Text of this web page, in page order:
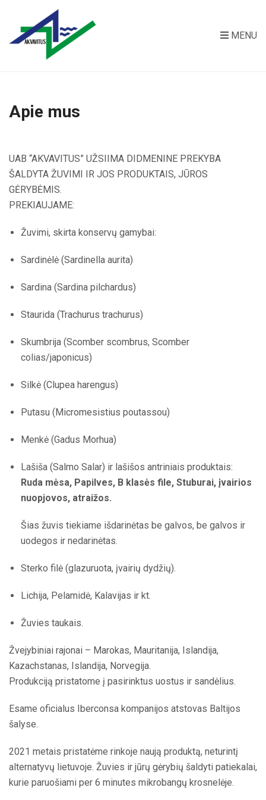
MENU
Apie mus
UAB “AKVAVITUS” UŽSIIMA DIDMENINE PREKYBA
ŠALDYTA ŽUVIMI IR JOS PRODUKTAIS, JŪROS
GĖRYBĖMIS.
PREKIAUJAME:
Žuvimi, skirta konservų gamybai:
Sardinėlė (Sardinella aurita)
Sardina (Sardina pilchardus)
Staurida (Trachurus trachurus)
Skumbrija (Scomber scombrus, Scomber
colias/japonicus)
Silkė (Clupea harengus)
Putasu (Micromesistius poutassou)
Menkė (Gadus Morhua)
Lašiša (Salmo Salar) ir lašišos antriniais produktais:
Ruda mėsa, Papilves, B klasės file, Stuburai, įvairios
nuopjovos, atraižos.
Šias žuvis tiekiame išdarinėtas be galvos, be galvos ir
uodegos ir nedarinėtas.
Sterko filė (glazuruota, įvairių dydžių).
Lichija, Pelamidė, Kalavijas ir kt.
Žuvies taukais.
Žvejybiniai rajonai – Marokas, Mauritanija, Islandija,
Kazachstanas, Islandija, Norvegija.
Produkciją pristatome į pasirinktus uostus ir sandėlius.
Esame oficialus Iberconsa kompanijos atstovas Baltijos
šalyse.
2021 metais pristatėme rinkoje naują produktą, neturintį
alternatyvų lietuvoje. Žuvies ir jūrų gėrybių šaldyti patiekalai,
kurie paruošiami per 6 minutes mikrobangų krosnelėje.